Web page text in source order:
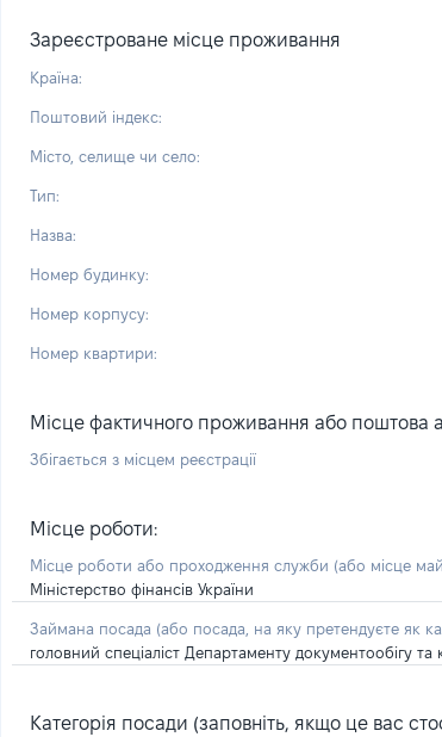
Зареєстроване місце проживання
Країна:
Поштовий індекс:
Місто, селище чи село:
Тип:
Назва:
Номер будинку:
Номер корпусу:
Номер квартири:
Місце фактичного проживання або поштова
Збігається з місцем реєстрації
Місце роботи:
Місце роботи або проходження служби (або місце
Міністерство фінансів України
Займана посада (або посада, на яку претендуєте як
головний спеціаліст Департаменту документообігу
Категорія посади (заповніть, якщо це вас